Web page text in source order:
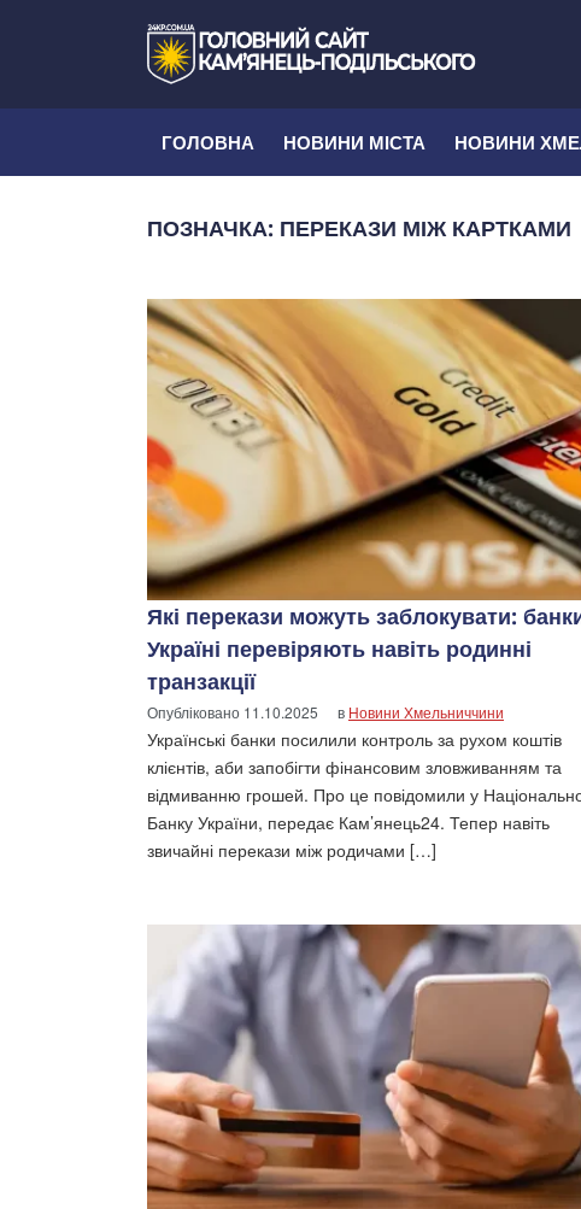
ГОЛОВНА НОВИНИ МІСТА НОВИНИ
ПОЗНАЧКА: ПЕРЕКАЗИ МІЖ КАРТКАМИ
Які перекази можуть заблокувати:
Україні перевіряють навіть родинні
транзакції
Опубліковано 11.10.2025 в Новини Хмельниччини
Українські банки посилили контроль за рухом коштів
клієнтів, аби запобігти фінансовим зловживанням та
відмиванню грошей. Про це повідомили у
Банку України, передає Кам’янець24. Тепер навіть
звичайні перекази між родичами […]